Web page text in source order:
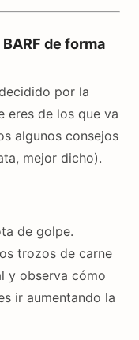
de forma
por la
eres de los que va
algunos consejos
mejor dicho).
de golpe.
trozos de carne
y observa cómo
ir aumentando la